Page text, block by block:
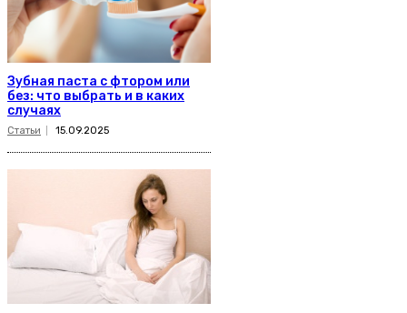
Зубная паста с фтором или
без: что выбрать и в каких
случаях
Статьи 15.09.2025